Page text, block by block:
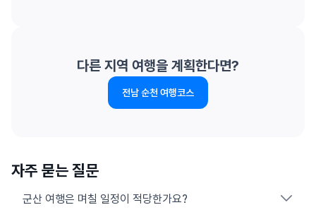
다른 지역 여행을 계획한다면?
전남 순천 여행코스
자주 묻는 질문
군산 여행은 며칠 일정이 적당한가요?